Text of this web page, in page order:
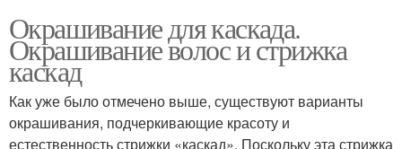
Окрашивание для каскада.
Окрашивание волос и стрижка
каскад
Как уже было отмечено выше, существуют варианты
окрашивания, подчеркивающие красоту и
естественность стрижки «каскад». Поскольку эта стрижка